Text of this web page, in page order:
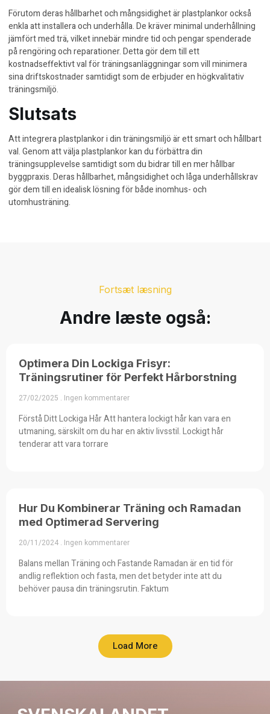
Förutom deras hållbarhet och mångsidighet är plastplankor också
enkla att installera och underhålla. De kräver minimal underhållning
jämfört med trä, vilket innebär mindre tid och pengar spenderade
på rengöring och reparationer. Detta gör dem till ett
kostnadseffektivt val för träningsanläggningar som vill minimera
sina driftskostnader samtidigt som de erbjuder en högkvalitativ
träningsmiljö.
Slutsats
Att integrera plastplankor i din träningsmiljö är ett smart och hållbart
val. Genom att välja plastplankor kan du förbättra din
träningsupplevelse samtidigt som du bidrar till en mer hållbar
byggpraxis. Deras hållbarhet, mångsidighet och låga underhållskrav
gör dem till en idealisk lösning för både inomhus- och
utomhusträning.
Fortsæt læsning
Andre læste også:
Optimera Din Lockiga Frisyr:
Träningsrutiner för Perfekt Hårborstning
27/02/2025 Ingen kommentarer
Förstå Ditt Lockiga Hår Att hantera lockigt hår kan vara en
utmaning, särskilt om du har en aktiv livsstil. Lockigt hår
tenderar att vara torrare
Hur Du Kombinerar Träning och Ramadan
med Optimerad Servering
20/11/2024 Ingen kommentarer
Balans mellan Träning och Fastande Ramadan är en tid för
andlig reflektion och fasta, men det betyder inte att du
behöver pausa din träningsrutin. Faktum
Load More